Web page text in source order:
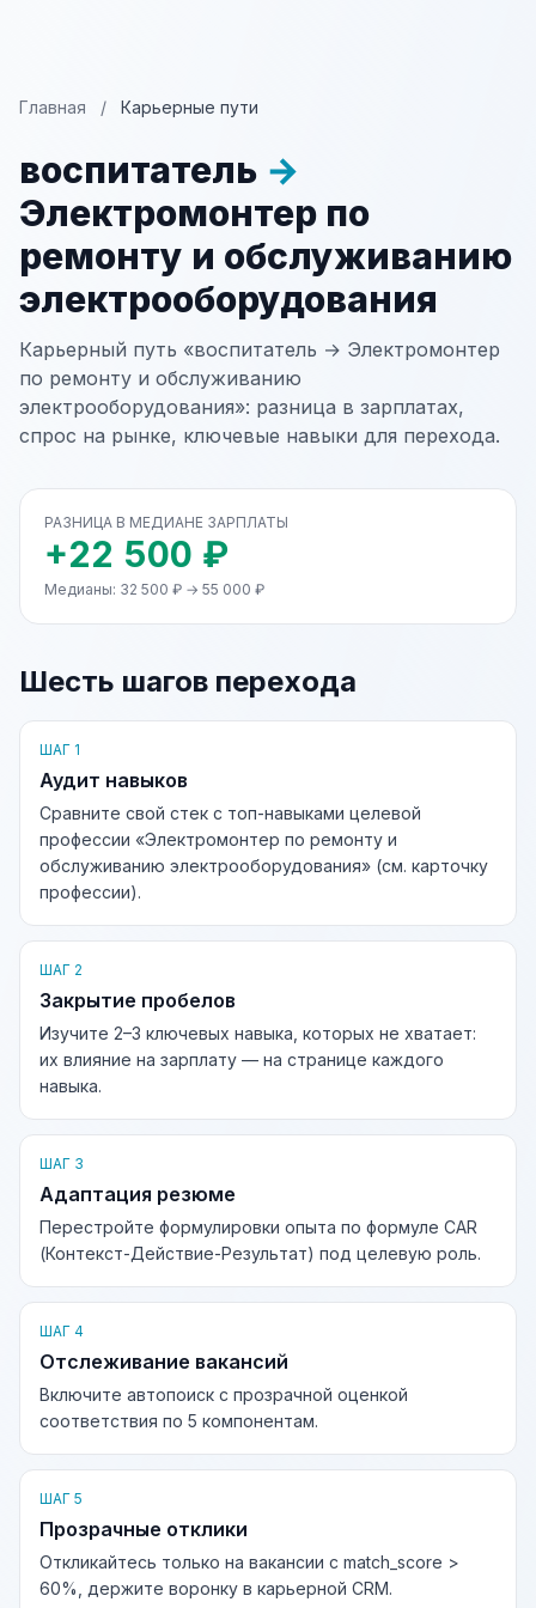
Главная / Карьерные пути
воспитатель →
Электромонтер по
ремонту и обслуживанию
электрооборудования
Карьерный путь «воспитатель → Электромонтер
по ремонту и обслуживанию
электрооборудования»: разница в зарплатах,
спрос на рынке, ключевые навыки для перехода.
РАЗНИЦА В МЕДИАНЕ ЗАРПЛАТЫ
+22 500 ₽
Медианы: 32 500 ₽ → 55 000 ₽
Шесть шагов перехода
ШАГ 1
Аудит навыков
Сравните свой стек с топ-навыками целевой
профессии «Электромонтер по ремонту и
обслуживанию электрооборудования» (см. карточку
профессии).
ШАГ 2
Закрытие пробелов
Изучите 2–3 ключевых навыка, которых не хватает:
их влияние на зарплату — на странице каждого
навыка.
ШАГ 3
Адаптация резюме
Перестройте формулировки опыта по формуле CAR
(Контекст-Действие-Результат) под целевую роль.
ШАГ 4
Отслеживание вакансий
Включите автопоиск с прозрачной оценкой
соответствия по 5 компонентам.
ШАГ 5
Прозрачные отклики
Откликайтесь только на вакансии с match_score >
60%, держите воронку в карьерной CRM.